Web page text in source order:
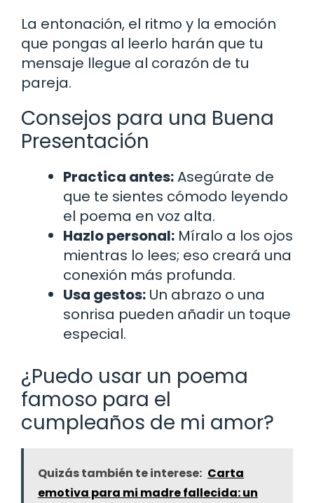
La entonación, el ritmo y la emoción
que pongas al leerlo harán que tu
mensaje llegue al corazón de tu
pareja.
Consejos para una Buena
Presentación
Practica antes:Asegúrate de
que te sientes cómodo leyendo
el poema en voz alta.
Hazlo personal: Míralo a los ojos
mientras lo lees; eso creará una
conexión más profunda.
Usa gestos: Un abrazo o una
sonrisa pueden añadir un toque
especial.
¿Puedo usar un poema
famoso para el
cumpleaños de mi amor?
Quizás también te interese: Carta
emotiva para mi madre fallecida: un